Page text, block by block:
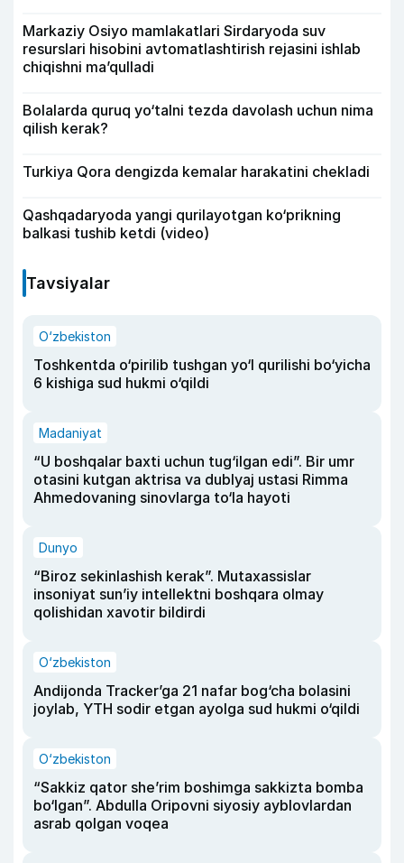
Markaziy Osiyo mamlakatlari Sirdaryoda suv
resurslari hisobini avtomatlashtirish rejasini ishlab
chiqishni ma’qulladi
Bolalarda quruq yo‘talni tezda davolash uchun nima
qilish kerak?
Turkiya Qora dengizda kemalar harakatini chekladi
Qashqadaryoda yangi qurilayotgan ko‘prikning
balkasi tushib ketdi (video)
Tavsiyalar
O‘zbekiston
Toshkentda o‘pirilib tushgan yo‘l qurilishi bo‘yicha
6 kishiga sud hukmi o‘qildi
Madaniyat
“U boshqalar baxti uchun tug‘ilgan edi”. Bir umr
otasini kutgan aktrisa va dublyaj ustasi Rimma
Ahmedovaning sinovlarga to‘la hayoti
Dunyo
“Biroz sekinlashish kerak”. Mutaxassislar
insoniyat sun’iy intellektni boshqara olmay
qolishidan xavotir bildirdi
O‘zbekiston
Andijonda Tracker’ga 21 nafar bog‘cha bolasini
joylab, YTH sodir etgan ayolga sud hukmi o‘qildi
O‘zbekiston
“Sakkiz qator she’rim boshimga sakkizta bomba
bo‘lgan”. Abdulla Oripovni siyosiy ayblovlardan
asrab qolgan voqea